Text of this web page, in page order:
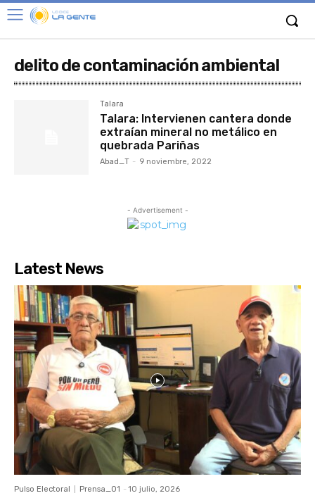
delito de contaminación ambiental
Talara
Talara: Intervienen cantera donde
extraían mineral no metálico en
quebrada Pariñas
Abad_T - 9 noviembre, 2022
- Advertisement -
Latest News
Pulso Electoral Prensa_01 - 10 julio, 2026